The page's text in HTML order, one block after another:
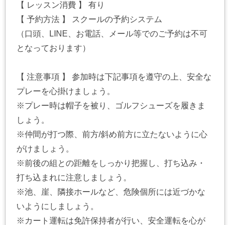
【 レッスン消費 】 有り
【 予約方法 】 スクールの予約システム
（口頭、LINE、お電話、メール等でのご予約は不可
となっております）
【 注意事項 】 参加時は下記事項を遵守の上、安全な
プレーを心掛けましょう。
※プレー時は帽子を被り、ゴルフシューズを履きま
しょう。
※仲間が打つ際、前方/斜め前方に立たないように心
がけましょう。
※前後の組との距離をしっかり把握し、打ち込み・
打ち込まれに注意しましょう。
※池、崖、隣接ホールなど、危険個所には近づかな
いようにしましょう。
※カート運転は免許保持者が行い、安全運転を心が